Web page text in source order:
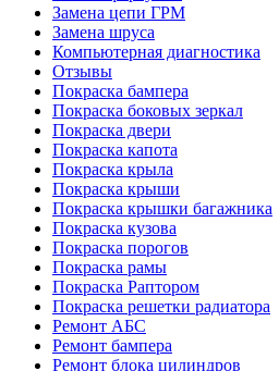
Замена цепи ГРМ
Замена шруса
Компьютерная диагностика
Отзывы
Покраска бампера
Покраска боковых зеркал
Покраска двери
Покраска капота
Покраска крыла
Покраска крыши
Покраска крышки багажника
Покраска кузова
Покраска порогов
Покраска рамы
Покраска Раптором
Покраска решетки радиатора
Ремонт АБС
Ремонт бампера
Ремонт блока цилиндров